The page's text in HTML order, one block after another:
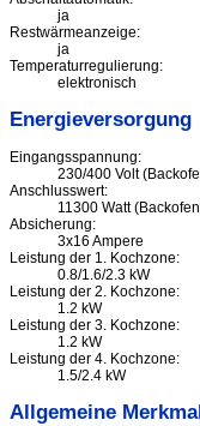
ja
Restwärmeanzeige:
ja
Temperaturregulierung:
elektronisch
Energieversorgung
Eingangsspannung:
230/400 Volt
Anschlusswert:
11300 Watt
Absicherung:
3x16 Ampere
Leistung der 1. Kochzone:
0.8/1.6/2.3 kW
Leistung der 2. Kochzone:
1.2 kW
Leistung der 3. Kochzone:
1.2 kW
Leistung der 4. Kochzone:
1.5/2.4 kW
Allgemeine